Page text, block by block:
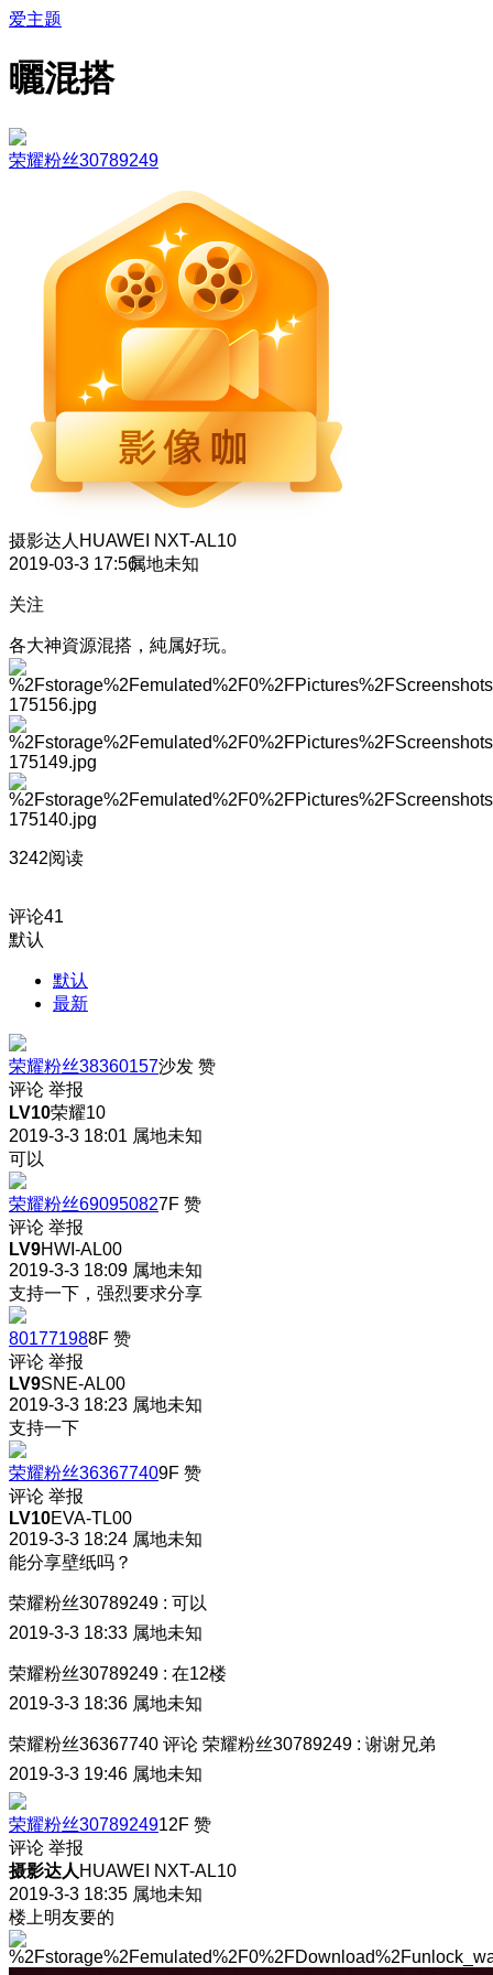
爱主题
曬混搭
荣耀粉丝30789249
摄影达人 HUAWEI NXT-AL10
2019-03-3 17:56属地未知
关注
各大神資源混搭，純属好玩。
3242阅读
评论41
默认
默认
最新
荣耀粉丝38360157沙发 赞
评论 举报
LV10荣耀10
2019-3-3 18:01 属地未知
可以
荣耀粉丝690950827F 赞
评论 举报
LV9HWI-AL00
2019-3-3 18:09 属地未知
支持一下，强烈要求分享
801771988F 赞
评论 举报
LV9SNE-AL00
2019-3-3 18:23 属地未知
支持一下
荣耀粉丝363677409F 赞
评论 举报
LV10EVA-TL00
2019-3-3 18:24 属地未知
能分享壁纸吗？
荣耀粉丝30789249 : 可以
2019-3-3 18:33 属地未知
荣耀粉丝30789249 : 在12楼
2019-3-3 18:36 属地未知
荣耀粉丝36367740 评论 荣耀粉丝30789249 : 谢谢兄弟
2019-3-3 19:46 属地未知
荣耀粉丝3078924912F 赞
评论 举报
摄影达人 HUAWEI NXT-AL10
2019-3-3 18:35 属地未知
楼上明友要的